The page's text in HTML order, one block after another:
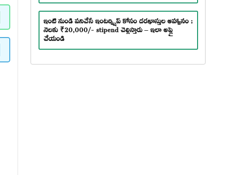
ఇంటి నుండి పనిచేసే ఇంటర్న్షిప్ కోసం దరఖాస్తుల ఆహ్వానం :
నెలకు ₹20,000/- stipend చెల్లిస్తారు – ఇలా అప్లై
చేయండి